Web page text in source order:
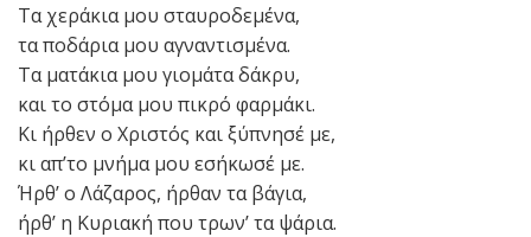
Τα χεράκια μου σταυροδεμένα,
τα ποδάρια μου αγναντισμένα.
Τα ματάκια μου γιομάτα δάκρυ,
και το στόμα μου πικρό φαρμάκι.
Κι ήρθεν ο Χριστός και ξύπνησέ με,
κι απ’το μνήμα μου εσήκωσέ με.
Ήρθ’ ο Λάζαρος, ήρθαν τα βάγια,
ήρθ’ η Κυριακή που τρων’ τα ψάρια.